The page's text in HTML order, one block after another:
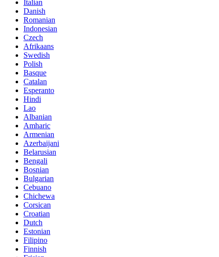
Italian
Danish
Romanian
Indonesian
Czech
Afrikaans
Swedish
Polish
Basque
Catalan
Esperanto
Hindi
Lao
Albanian
Amharic
Armenian
Azerbaijani
Belarusian
Bengali
Bosnian
Bulgarian
Cebuano
Chichewa
Corsican
Croatian
Dutch
Estonian
Filipino
Finnish